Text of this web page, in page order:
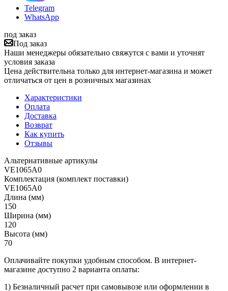
Telegram
WhatsApp
под заказ
Под заказ
Наши менеджеры обязательно свяжутся с вами и уточнят
условия заказа
Цена действительна только для интернет-магазина и может
отличаться от цен в розничных магазинах
Характеристики
Оплата
Доставка
Возврат
Как купить
Отзывы
Альтернативные артикулы
VE1065A0
Комплектация (комплект поставки)
VE1065A0
Длина (мм)
150
Ширина (мм)
120
Высота (мм)
70
Оплачивайте покупки удобным способом. В интернет-
магазине доступно 2 варианта оплаты:
1) Безналичный расчет при самовывозе или оформлении в